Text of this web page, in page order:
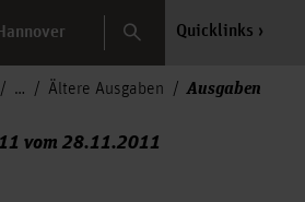
Search Quicklinks
Ältere Ausgaben
Ausgaben
vom 28.11.2011